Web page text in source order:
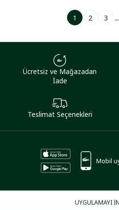
1 2 3 ...
Ücretsiz ve Mağazadan
İade
Teslimat Seçenekleri
Mobil
UYGULAMAYI